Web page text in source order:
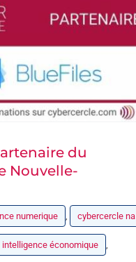
du
Nouvelle-
numerique , cybercercle na
intelligence économique ,